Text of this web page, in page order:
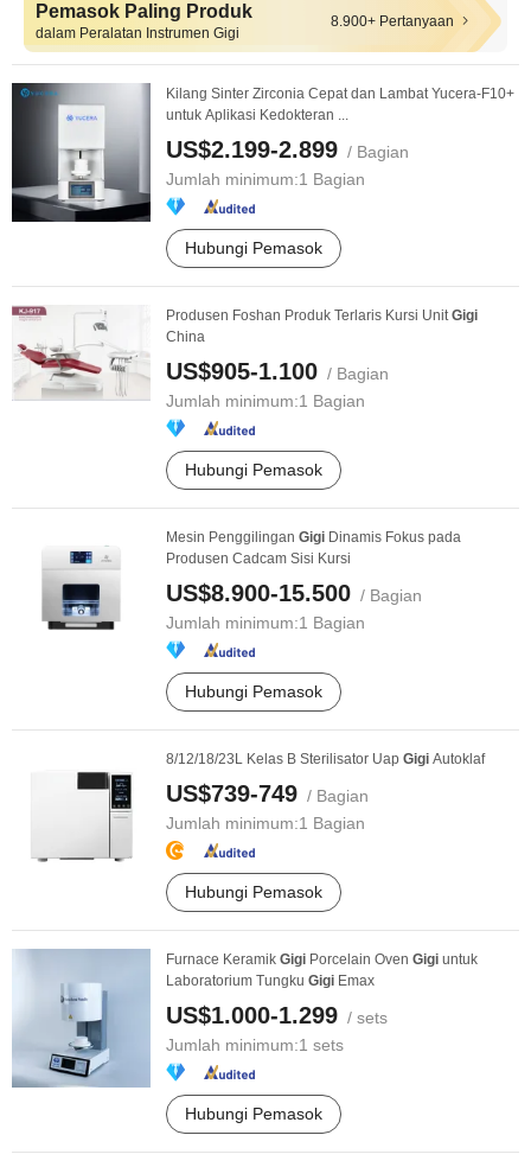
Pemasok Paling Produk
dalam Peralatan Instrumen Gigi
8.900+ Pertanyaan
Kilang Sinter Zirconia Cepat dan Lambat Yucera-F10+
untuk Aplikasi Kedokteran ...
US$2.199-2.899 / Bagian
Jumlah minimum:1 Bagian
Hubungi Pemasok
Produsen Foshan Produk Terlaris Kursi UnitGigi
China
US$905-1.100 / Bagian
Jumlah minimum:1 Bagian
Hubungi Pemasok
Mesin Penggilingan Gigi Dinamis Fokus pada
Produsen Cadcam Sisi Kursi
US$8.900-15.500 / Bagian
Jumlah minimum:1 Bagian
Hubungi Pemasok
8/12/18/23L Kelas B Sterilisator Uap Gigi Autoklaf
US$739-749 / Bagian
Jumlah minimum:1 Bagian
Hubungi Pemasok
Furnace Keramik Gigi Porcelain Oven Gigi untuk
Laboratorium Tungku Gigi Emax
US$1.000-1.299 / sets
Jumlah minimum:1 sets
Hubungi Pemasok